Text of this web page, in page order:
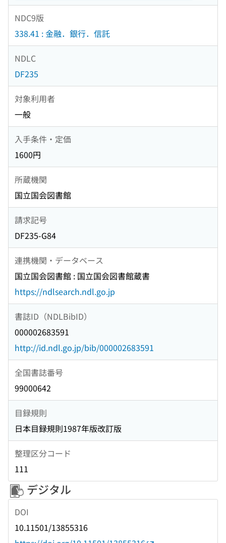
NDC9版
338.41 : 金融．銀行．信託
NDLC
DF235
対象利用者
一般
入手条件・定価
1600円
所蔵機関
国立国会図書館
請求記号
DF235-G84
連携機関・データベース
国立国会図書館 : 国立国会図書館蔵書
https://ndlsearch.ndl.go.jp
書誌ID（NDLBibID）
000002683591
http://id.ndl.go.jp/bib/000002683591
全国書誌番号
99000642
目録規則
日本目録規則1987年版改訂版
整理区分コード
111
デジタル
DOI
10.11501/13855316